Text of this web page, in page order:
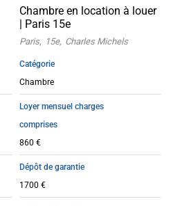
Chambre en location à louer
| Paris 15e
Paris 15e Charles Michels
Catégorie
Chambre
Loyer mensuel charges
comprises
860 €
Dépôt de garantie
1700 €